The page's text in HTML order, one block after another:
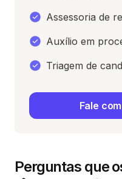
Perguntas que
Assessoria de
Auxílio em
Triagem de
Fale